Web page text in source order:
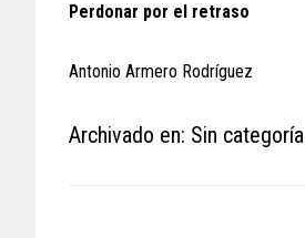
Perdonar por el retraso
Antonio Armero Rodríguez
Archivado en: Sin categoría